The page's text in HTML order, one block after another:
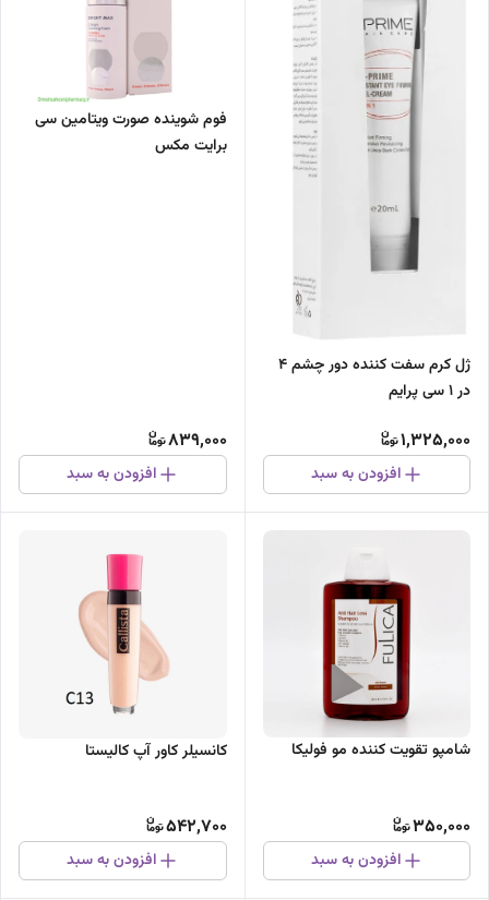
ژل کرم سفت کننده دور چشم 4
در 1 سی پرایم
1,325,000
افزودن به سبد
فوم شوینده صورت ویتامین سی
برایت مکس
839,000
افزودن به سبد
شامپو تقویت کننده مو فولیکا
350,000
افزودن به سبد
کانسیلر کاور آپ کالیستا
542,700
افزودن به سبد